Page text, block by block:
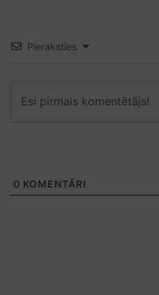
Pieraksties
0 KOMENTĀRI